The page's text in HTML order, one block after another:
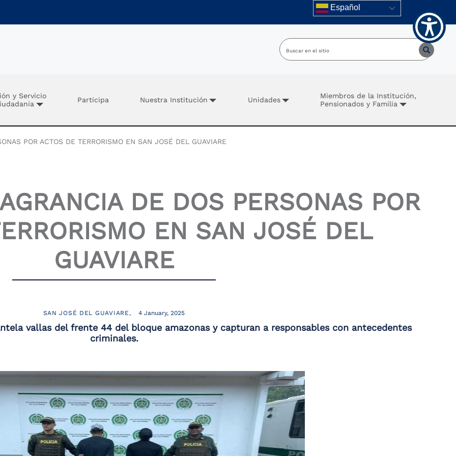
Español
y Servicio
Participa Nuestra Institución Unidades
Miembros de la Institución,
Pensionados y Familia
POR ACTOS DE TERRORISMO EN SAN JOSÉ DEL GUAVIARE
DE DOS PERSONAS POR
EN SAN JOSÉ DEL
GUAVIARE
SAN JOSÉ DEL GUAVIARE 4 January, 2025
vallas del frente 44 del bloque amazonas y capturan a responsables con antecedentes
criminales.